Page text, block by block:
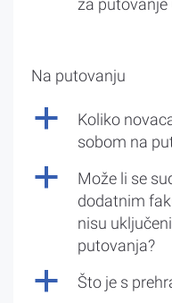
za
Na putovanju
a
Koliko
sobom na
a
Može li se
dodatnim
nisu
putovanja?
a Što je s